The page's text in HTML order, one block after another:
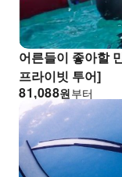
어른들이 좋아할
프라이빗 투어]
원
81,088 부터